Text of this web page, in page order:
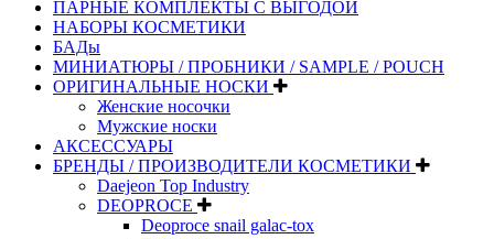
ПАРНЫЕ КОМПЛЕКТЫ С ВЫГОДОЙ
НАБОРЫ КОСМЕТИКИ
БАДы
МИНИАТЮРЫ / ПРОБНИКИ / SAMPLE / POUCH
ОРИГИНАЛЬНЫЕ НОСКИ
Женские носочки
Мужские носки
АКСЕССУАРЫ
БРЕНДЫ / ПРОИЗВОДИТЕЛИ КОСМЕТИКИ
Daejeon Top Industry
DEOPROCE
Deoproce snail galac-tox